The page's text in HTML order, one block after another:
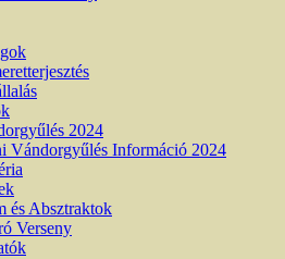
2024
Vándorgyűlés Információ 2024
és Absztraktok
Verseny